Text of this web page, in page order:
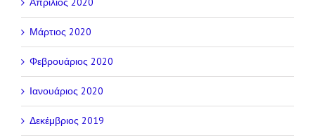
Μάρτιος 2020
Φεβρουάριος 2020
Ιανουάριος 2020
Δεκέμβριος 2019